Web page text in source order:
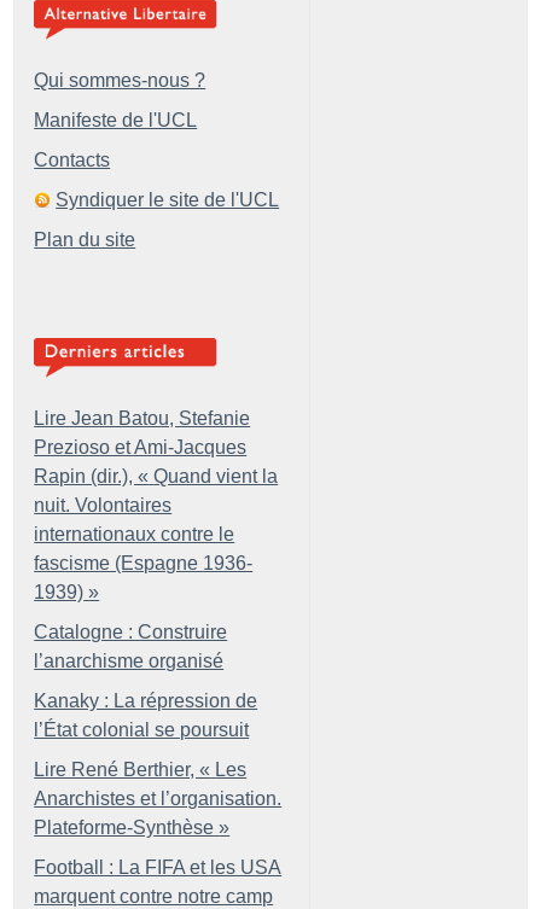
Qui sommes-nous ?
Manifeste de l'UCL
Contacts
Syndiquer le site de l'UCL
Plan du site
Lire Jean Batou, Stefanie
Prezioso et Ami-Jacques
Rapin (dir.), « Quand vient la
nuit. Volontaires
internationaux contre le
fascisme (Espagne 1936-
1939) »
Catalogne : Construire
l’anarchisme organisé
Kanaky : La répression de
l’État colonial se poursuit
Lire René Berthier, « Les
Anarchistes et l’organisation.
Plateforme-Synthèse »
Football : La FIFA et les USA
marquent contre notre camp